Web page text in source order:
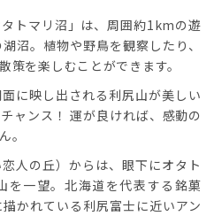
トマリ沼」は、周囲約1kmの遊
沼。植物や野鳥を観察したり、
策を楽しむことができます。
に映し出される利尻山が美しい
ャンス！ 運が良ければ、感動の
。
人の丘）からは、眼下にオタト
を一望。北海道を代表する銘菓
かれている利尻富士に近いアン